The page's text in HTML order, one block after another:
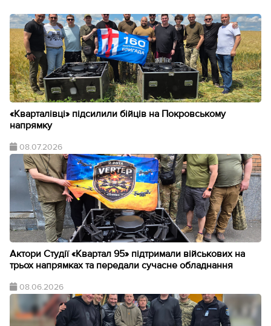
«Кварталівці» підсилили бійців на Покровському
напрямку
08.07.2026
Актори Студії «Квартал 95» підтримали військових на
трьох напрямках та передали сучасне обладнання
08.06.2026